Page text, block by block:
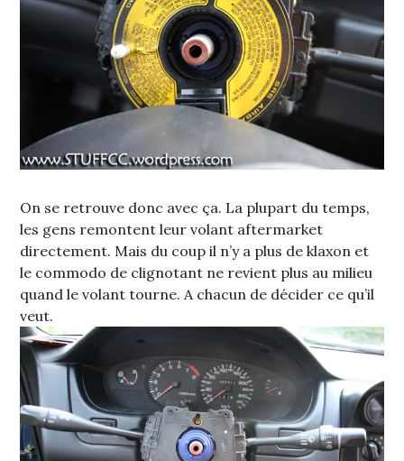
On se retrouve donc avec ça. La plupart du temps,
les gens remontent leur volant aftermarket
directement. Mais du coup il n’y a plus de klaxon et
le commodo de clignotant ne revient plus au milieu
quand le volant tourne. A chacun de décider ce qu’il
veut.